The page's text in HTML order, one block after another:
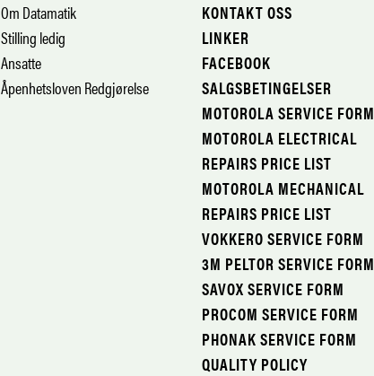
Om Datamatik
Stilling ledig
Ansatte
Åpenhetsloven Redgjørelse
KONTAKT OSS
LINKER
FACEBOOK
SALGSBETINGELSER
MOTOROLA SERVICE FORM
MOTOROLA ELECTRICAL
REPAIRS PRICE LIST
MOTOROLA MECHANICAL
REPAIRS PRICE LIST
VOKKERO SERVICE FORM
3M PELTOR SERVICE FORM
SAVOX SERVICE FORM
PROCOM SERVICE FORM
PHONAK SERVICE FORM
QUALITY POLICY